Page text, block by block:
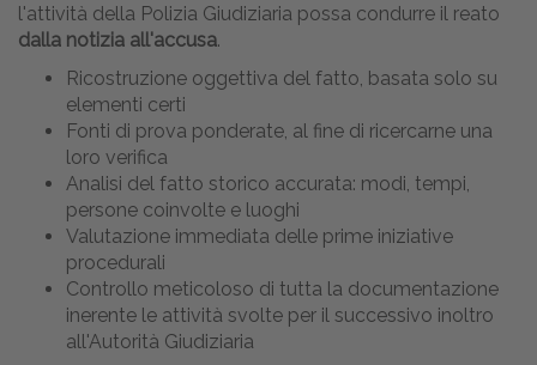
l'attività della Polizia Giudiziaria possa condurre il reato
dalla notizia all'accusa.
Ricostruzione oggettiva del fatto, basata solo su
elementi certi
Fonti di prova ponderate, al fine di ricercarne una
loro verifica
Analisi del fatto storico accurata: modi, tempi,
persone coinvolte e luoghi
Valutazione immediata delle prime iniziative
procedurali
Controllo meticoloso di tutta la documentazione
inerente le attività svolte per il successivo inoltro
all'Autorità Giudiziaria